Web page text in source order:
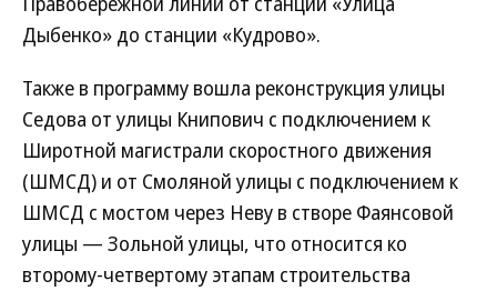
Дыбенко» до станции «Кудрово».
Также в программу вошла реконструкция улицы
Седова от улицы Книпович с подключением к
Широтной магистрали скоростного движения
(ШМСД) и от Смоляной улицы с подключением к
ШМСД с мостом через Неву в створе Фаянсовой
улицы — Зольной улицы, что относится ко
второму-четвертому этапам строительства